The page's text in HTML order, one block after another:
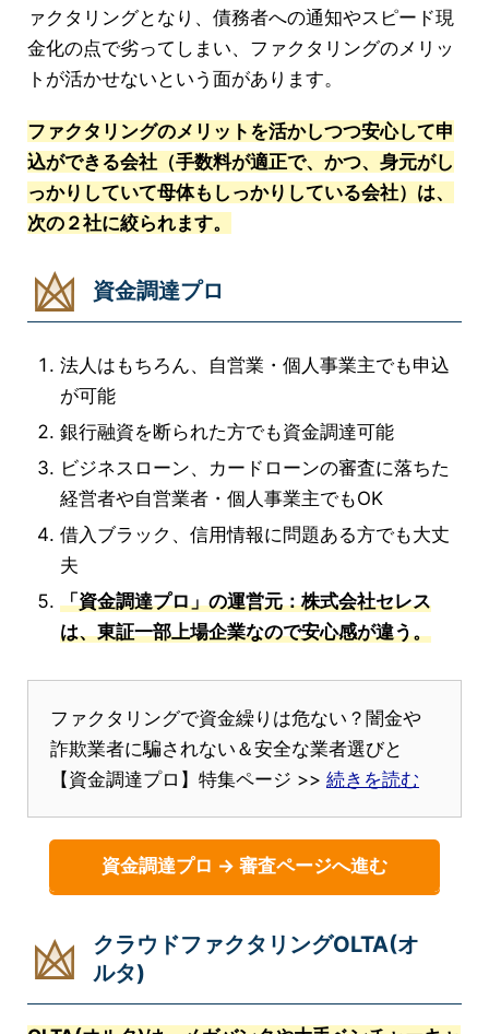
ァクタリングとなり、債務者への通知やスピード現
金化の点で劣ってしまい、ファクタリングのメリッ
トが活かせないという面があります。
ファクタリングのメリットを活かしつつ安心して申
込ができる会社（手数料が適正で、かつ、身元がし
っかりしていて母体もしっかりしている会社）は、
次の２社に絞られます。
資金調達プロ
法人はもちろん、自営業・個人事業主でも申込
が可能
銀行融資を断られた方でも資金調達可能
ビジネスローン、カードローンの審査に落ちた
経営者や自営業者・個人事業主でもOK
借入ブラック、信用情報に問題ある方でも大丈
夫
「資金調達プロ」の運営元：株式会社セレス
は、東証一部上場企業なので安心感が違う。
ファクタリングで資金繰りは危ない？闇金や
詐欺業者に騙されない＆安全な業者選びと
【資金調達プロ】特集ページ >> 続きを読む
資金調達プロ → 審査ページへ進む
クラウドファクタリングOLTA(オ
ルタ)